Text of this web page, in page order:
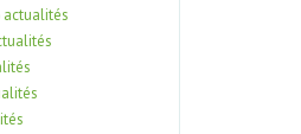
actualités